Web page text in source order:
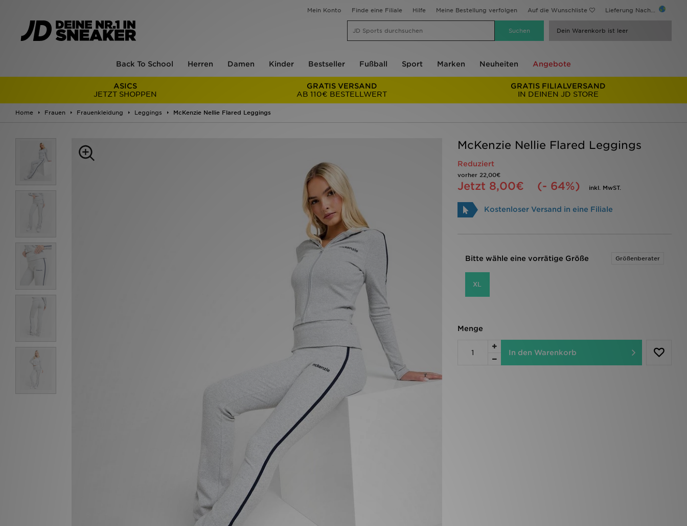
Mein Konto Finde eine Filiale Hilfe Meine Bestellung verfolgen Auf die Wunschliste Lieferung Nach...
Dein Warenkorb ist leer
Back To School Herren Damen Kinder Bestseller Fußball Sport Marken Neuheiten Angebote
ASICS
JETZT SHOPPEN
GRATIS VERSAND
AB 110€ BESTELLWERT
GRATIS FILIALVERSAND
IN DEINEN JD STORE
Home Frauen Frauenkleidung Leggings McKenzie Nellie Flared Leggings
McKenzie Nellie Flared Leggings
Reduziert
vorher 22,00€
Jetzt 8,00€ (- 64%) inkl. MwST.
Kostenloser Versand in eine Filiale
Bitte wähle eine vorrätige Größe Größenberater
XL
Menge
In den Warenkorb